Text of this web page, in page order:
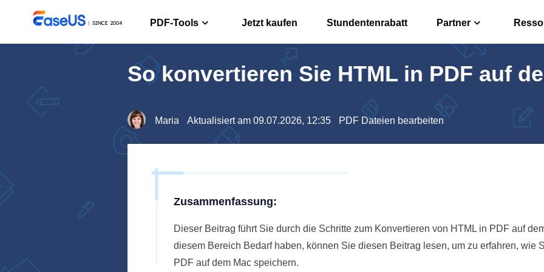
PDF-Tools
PDF Editor
PDF Converter
PDF Dateien offline umwandeln
Jetzt kaufen Stundentenrabatt Partner
Affiliate
Reseller
EaseUS
So konvertieren Sie HTML in PDF auf
Maria Aktualisiert am 09.07.2026, 12:35 PDF Dateien bearbeiten
Zusammenfassung:
Dieser Beitrag führt Sie durch die Schritte zum Konvertieren von HTML in PDF auf
diesem Bereich Bedarf haben, können Sie diesen Beitrag lesen, um zu erfahren, wie
PDF auf dem Mac speichern.